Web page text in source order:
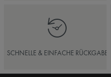
SCHNELLE & EINFACHE RÜCKGABE